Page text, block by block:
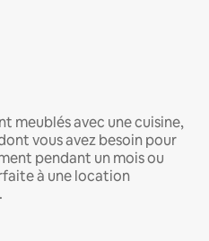
meublés avec une cuisine,
vous avez besoin pour
pendant un mois ou
à une location